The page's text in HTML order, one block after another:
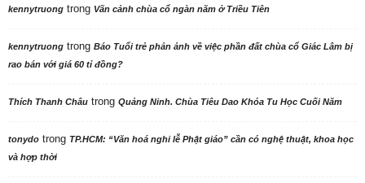
kennytruong trong Vãn cảnh chùa cổ ngàn năm ở Triều Tiên
kennytruong trong Báo Tuổi trẻ phản ảnh về việc phần đất chùa cổ Giác Lâm bị
rao bán với giá 60 tỉ đồng?
Thích Thanh Châu trong Quảng Ninh. Chùa Tiêu Dao Khóa Tu Học Cuối Năm
tonydo trong TP.HCM: “Văn hoá nghi lễ Phật giáo” cần có nghệ thuật, khoa học
và hợp thời